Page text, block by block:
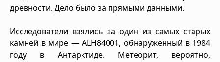
древности. Дело было за прямыми данными.
Исследователи взялись за один из самых старых
камней в мире — ALH84001, обнаруженный в 1984
году в Антарктиде. Метеорит, вероятно,